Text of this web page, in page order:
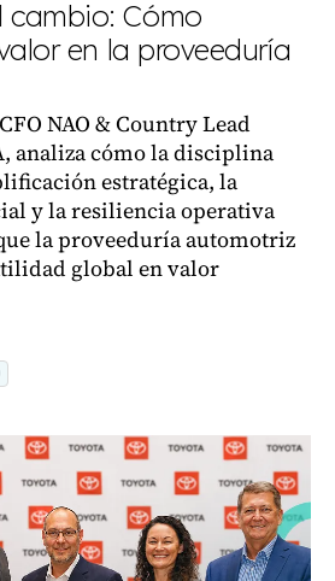
cambio: Cómo
en la proveeduría
NAO & Country Lead
analiza cómo la disciplina
estratégica, la
y la resiliencia operativa
la proveeduría automotriz
global en valor